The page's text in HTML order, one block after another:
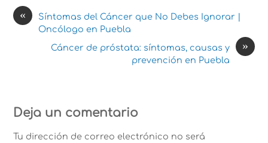
«
Síntomas del Cáncer que No Debes Ignorar |
Oncólogo en Puebla
»
Cáncer de próstata: síntomas, causas y
prevención en Puebla
Deja un comentario
Tu dirección de correo electrónico no será